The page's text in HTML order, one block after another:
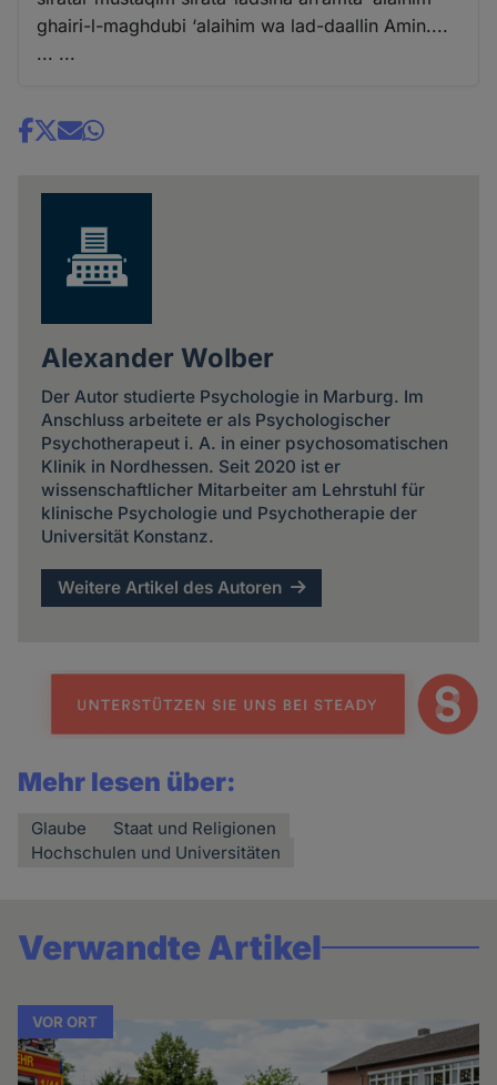
ghairi-l-maghdubi ‘alaihim wa lad-daallin Amin....
... ...
Share
Alexander Wolber
Der Autor studierte Psychologie in Marburg. Im
Anschluss arbeitete er als Psychologischer
Psychotherapeut i. A. in einer psychosomatischen
Klinik in Nordhessen. Seit 2020 ist er
wissenschaftlicher Mitarbeiter am Lehrstuhl für
klinische Psychologie und Psychotherapie der
Universität Konstanz.
Weitere Artikel des Autoren
Mehr lesen über:
Glaube
Staat und Religionen
Hochschulen und Universitäten
Verwandte Artikel
VOR ORT